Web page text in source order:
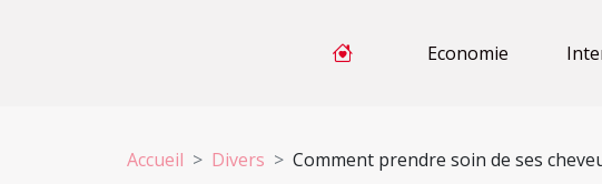
Economie
Accueil Divers Comment prendre soin de ses